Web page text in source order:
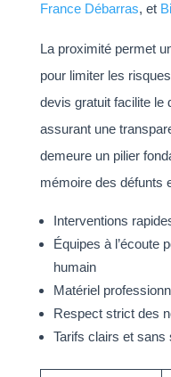
France Débarras, et
La proximité permet
pour limiter les
devis gratuit facilite le
assurant une
demeure un pilier
mémoire des défunts
Interventions
Équipes à l’écoute
humain
Matériel
Respect strict des
Tarifs clairs et sans